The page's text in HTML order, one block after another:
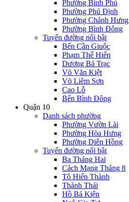
Phường Bình Phú
Phường Phú Định
Phường Chánh Hưng
Phường Bình Đông
Tuyến đường nổi bật
Bến Cần Giuộc
Phạm Thế Hiển
Dương Bá Trạc
Võ Văn Kiệt
Võ Liêm Sơn
Cao Lỗ
Bến Bình Đông
Quận 10
Danh sách phường
Phường Vườn Lài
Phường Hòa Hưng
Phường Diên Hồng
Tuyến đường nổi bật
Ba Tháng Hai
Cách Mạng Tháng 8
Tô Hiến Thành
Thành Thái
Hồ Bá Kiện